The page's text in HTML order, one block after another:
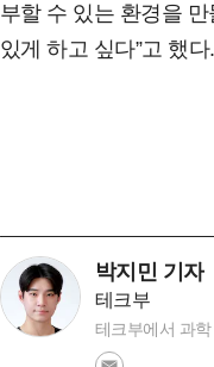
부할 수 있는 환경을
있게 하고 싶다”고 했다.
박지민 기자
테크부
테크부에서 과